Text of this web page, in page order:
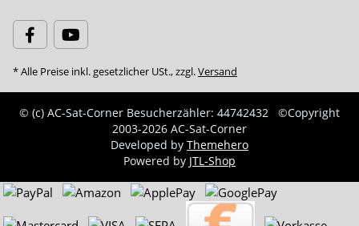
* Alle Preise inkl. gesetzlicher USt., zzgl.Versand
© (c) AC-Sat-Corner Besucherzähler: 44742432
©Copyright
2003-2026 AC-Sat-Corner
Developed by Themehero
Powered by JTL-Shop